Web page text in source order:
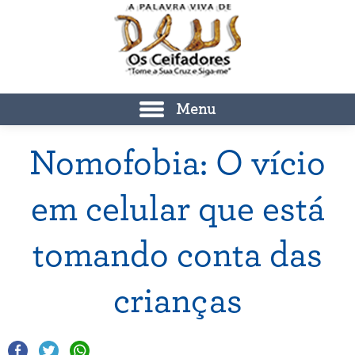
Menu
Nomofobia: O vício
em celular que está
tomando conta das
crianças